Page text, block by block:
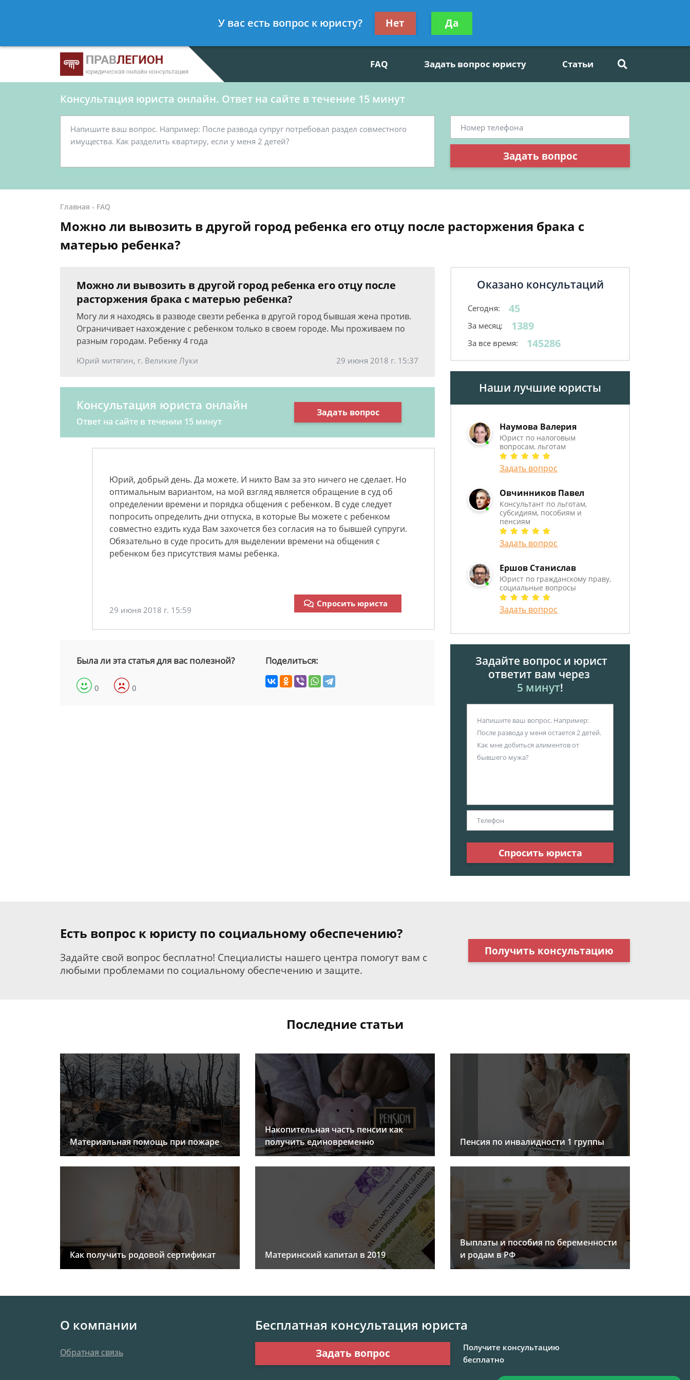
- Юрист по гражданскому праву, социальные вопросы
Получите консультацию
бесплатно
FAQ Задать вопрос юристу Статьи
Консультация юриста онлайн. Ответ на сайте в течение 15 минут
Задать вопрос
Главная - FAQ
Можно ли вывозить в другой город ребенка его отцу после расторжения брака с
матерью ребенка?
Можно ли вывозить в другой город ребенка его отцу после
расторжения брака с матерью ребенка?
Могу ли я находясь в разводе свезти ребенка в другой город бывшая жена против.
Ограничивает нахождение с ребенком только в своем городе. Мы проживаем по
разным городам. Ребенку 4 года
Юрий митягин, г. Великие Луки 29 июня 2018 г. 15:37
Консультация юриста онлайн
Ответ на сайте в течении 15 минут
Задать вопрос
Юрий, добрый день. Да можете. И никто Вам за это ничего не сделает. Но
оптимальным вариантом, на мой взгляд является обращение в суд об
определении времени и порядка общения с ребенком. В суде следует
попросить определить дни отпуска, в которые Вы можете с ребенком
совместно ездить куда Вам захочется без согласия на то бывшей супруги.
Обязательно в суде просить для выделении времени на общения с
ребенком без присутствия мамы ребенка.
29 июня 2018 г. 15:59
Спросить юриста
Была ли эта статья для вас полезной?
0 0
Поделиться:
Оказано консультаций
Сегодня: 45
За месяц: 1389
За все время: 145286
Наши лучшие юристы
Наумова Валерия
Юрист по налоговым
вопросам, льготам
Задать вопрос
Овчинников Павел
Консультант по льготам,
субсидиям, пособиям и
пенсиям
Задать вопрос
Ершов Станислав
Юрист по гражданскому праву,
социальные вопросы
Задать вопрос
Задайте вопрос и юрист
ответит вам через
5 минут!
Спросить юриста
Есть вопрос к юристу по социальному обеспечению?
Задайте свой вопрос бесплатно! Специалисты нашего центра помогут вам с
любыми проблемами по социальному обеспечению и защите.
Получить консультацию
Последние статьи
Материальная помощь при пожаре
Накопительная часть пенсии как
получить единовременно
Пенсия по инвалидности 1 группы
Как получить родовой сертификат Материнский капитал в 2019
Выплаты и пособия по беременности
и родам в РФ
О компании
Обратная связь
Бесплатная консультация юриста
Задать вопрос
Получите консультацию
бесплатно
У вас есть вопрос к юристу? Нет Да